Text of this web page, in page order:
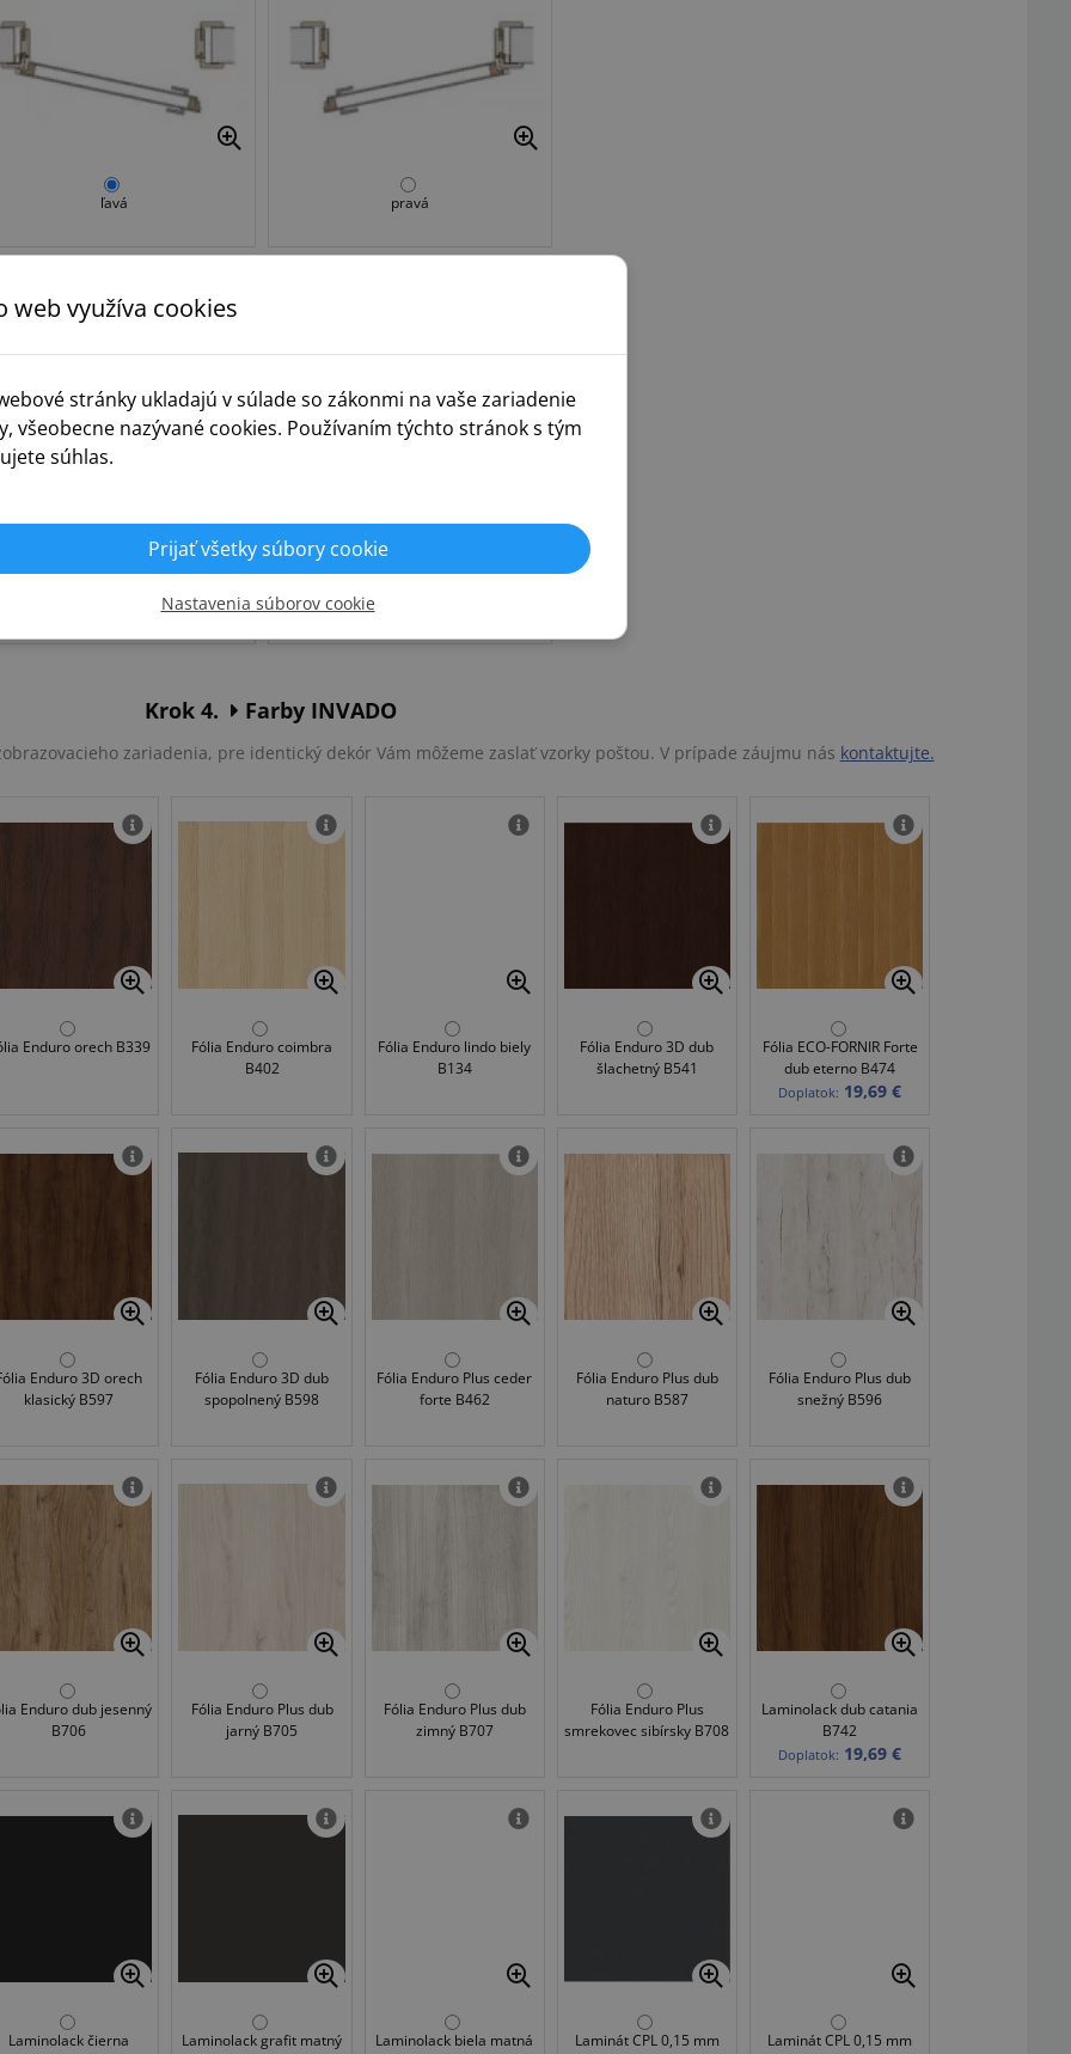
ľavá pravá
Krok 3.
Krok 4. Farby INVADO
zariadenia, pre identický dekór Vám môžeme zaslať vzorky poštou. V prípade záujmu nás kontaktujte.
Enduro orech B339
Fólia Enduro coimbra
B402
Fólia Enduro lindo biely
B134
Fólia Enduro 3D dub
šlachetný B541
Fólia ECO-FORNIR Forte
dub eterno B474
Doplatok: 19,69 €
Enduro 3D orech
klasický B597
Fólia Enduro 3D dub
spopolnený B598
Fólia Enduro Plus ceder
forte B462
Fólia Enduro Plus dub
naturo B587
Fólia Enduro Plus dub
snežný B596
Enduro dub jesenný
B706
Fólia Enduro Plus dub
jarný B705
Fólia Enduro Plus dub
zimný B707
Fólia Enduro Plus
smrekovec sibírsky B708
Laminolack dub catania
B742
Doplatok: 19,69 €
Laminolack čierna
Laminolack grafit matný
Laminolack biela matná
Laminát CPL 0,15 mm
Laminát CPL 0,15 mm
web využíva cookies
stránky ukladajú v súlade so zákonmi na vaše zariadenie
všeobecne nazývané cookies. Používaním týchto stránok s tým
súhlas.
Prijať všetky súbory cookie
Nastavenia súborov cookie